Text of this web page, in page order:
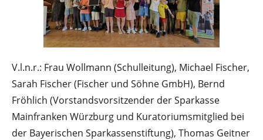
V.l.n.r.: Frau Wollmann (Schulleitung), Michael Fischer,
Sarah Fischer (Fischer und Söhne GmbH), Bernd
Fröhlich (Vorstandsvorsitzender der Sparkasse
Mainfranken Würzburg und Kuratoriumsmitglied bei
der Bayerischen Sparkassenstiftung), Thomas Geitner